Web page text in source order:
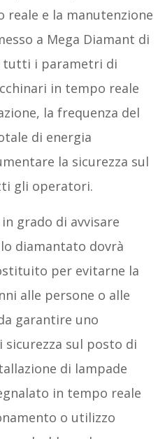
e la manutenzione
a Mega Diamant di
tutti i parametri di
in tempo reale
la frequenza del
di energia
la sicurezza sul
gli operatori.
grado di avvisare
diamantato dovrà
per evitarne la
alle persone o alle
garantire uno
sul posto di
di lampade
in tempo reale
o utilizzo